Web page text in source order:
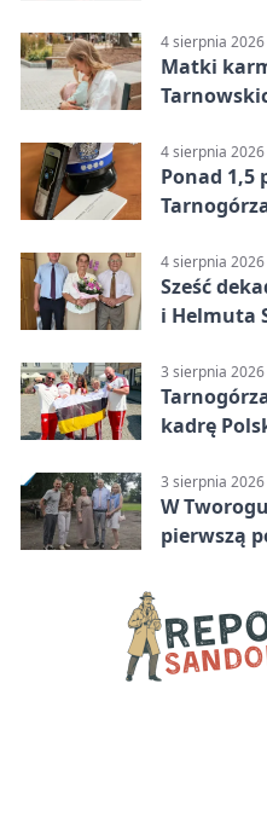
4 sierpnia 2026
Matki
4 sierpnia 2026
Ponad
4 sierpnia 2026
Sześć
i Helmuta
3 sierpnia 2026
kadrę
3 sierpnia 2026
W
pierwszą